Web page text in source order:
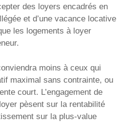
des loyers encadrés en
et d’une vacance locative
les logements à loyer
moins à ceux qui
maximal sans contrainte, ou
court. L’engagement de
pèsent sur la rentabilité
sur la plus-value